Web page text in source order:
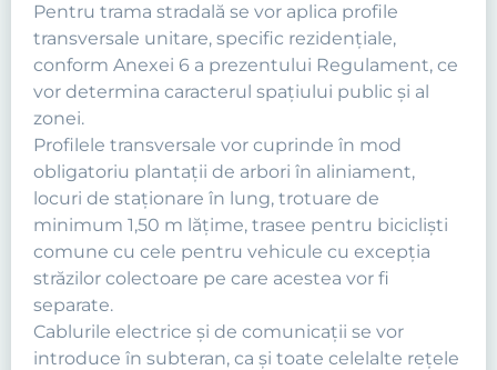
Pentru trama stradală se vor aplica profile
transversale unitare, specific rezidenţiale,
conform Anexei 6 a prezentului Regulament, ce
vor determina caracterul spaţiului public şi al
zonei.
Profilele transversale vor cuprinde în mod
obligatoriu plantaţii de arbori în aliniament,
locuri de staţionare în lung, trotuare de
minimum 1,50 m lăţime, trasee pentru biciclişti
comune cu cele pentru vehicule cu excepţia
străzilor colectoare pe care acestea vor fi
separate.
Cablurile electrice şi de comunicaţii se vor
introduce în subteran, ca şi toate celelalte reţele